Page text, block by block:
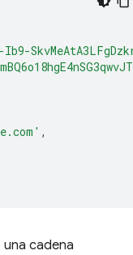
,
una cadena